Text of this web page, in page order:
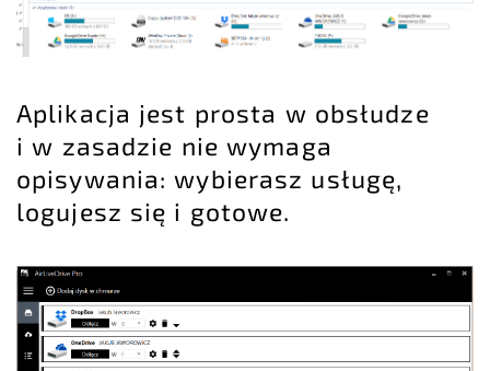
Aplikacja jest prosta w obsłudze
i w zasadzie nie wymaga
opisywania: wybierasz usługę,
logujesz się i gotowe.